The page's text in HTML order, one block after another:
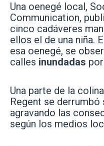
Una oenegé local,
Communication,
cinco cadáveres
ellos el de una niña.
esa oenegé, se
calles inundadas
Una parte de la
Regent se derrumbó
agravando las
según los medios